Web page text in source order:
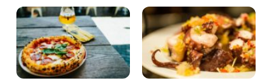
Men ved at fokusere på sund og nær...